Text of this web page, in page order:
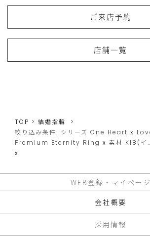
ご来店予約
店舗一覧
TOP
結婚指輪
絞り込み条件: シリーズ One Heart x
Premium Eternity Ring x 素材 K18(イ
x
WEB登録・マイページ
会社概要
採用情報